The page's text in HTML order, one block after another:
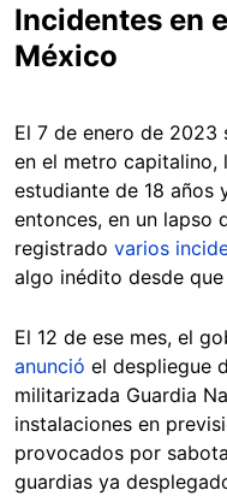
Incidentes en
México
El 7 de enero de 2023
en el metro capitalino,
estudiante de 18 años
entonces, en un lapso
registrado varios
algo inédito desde
El 12 de ese mes, el
anunció el despliegue
militarizada Guardia
instalaciones en
provocados por
guardias ya